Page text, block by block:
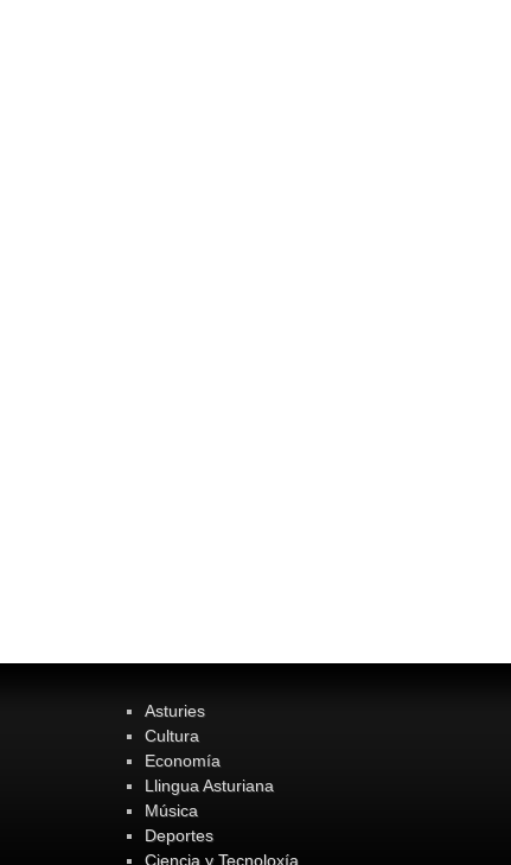
Asturies
Cultura
Economía
Llingua Asturiana
Música
Deportes
Ciencia y Tecnoloxía